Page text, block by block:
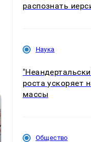
распознать
Наука
роста ускоряет
массы
Общество